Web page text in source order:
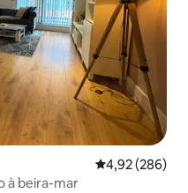
4,92 de uma
4,92 (286)
à beira-mar